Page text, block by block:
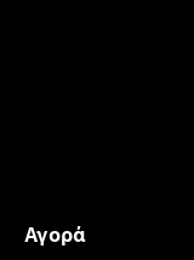
Αγορά